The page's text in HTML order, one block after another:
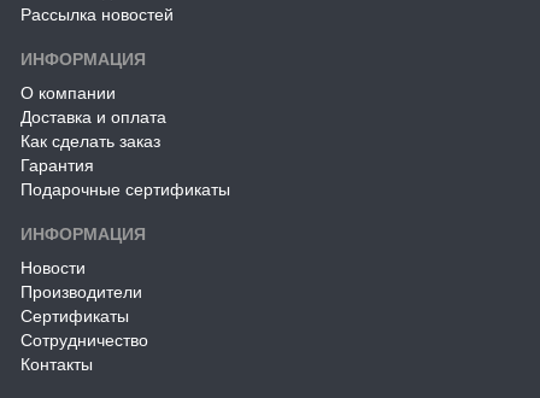
Рассылка новостей
ИНФОРМАЦИЯ
О компании
Доставка и оплата
Как сделать заказ
Гарантия
Подарочные сертификаты
ИНФОРМАЦИЯ
Новости
Производители
Сертификаты
Сотрудничество
Контакты